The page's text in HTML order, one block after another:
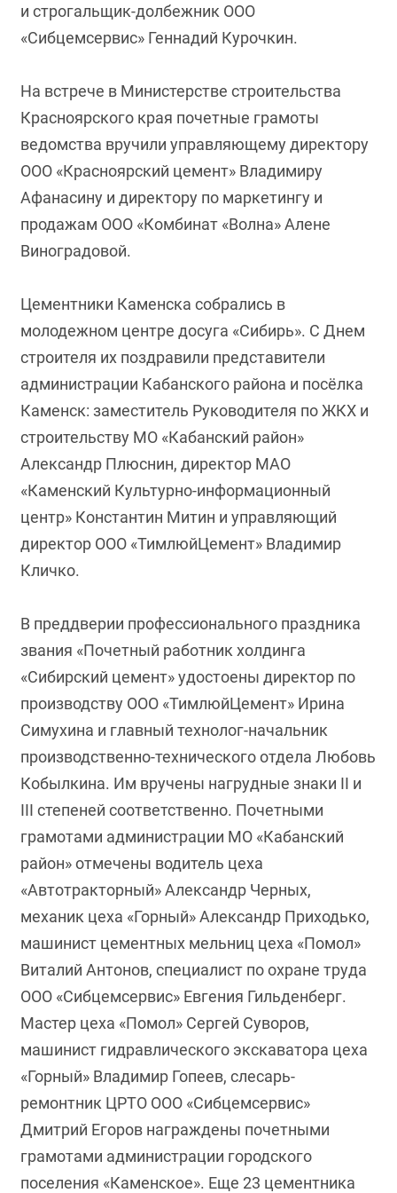
и строгальщик-долбежник ООО
«Сибцемсервис» Геннадий Курочкин.
На встрече в Министерстве строительства
Красноярского края почетные грамоты
ведомства вручили управляющему директору
ООО «Красноярский цемент» Владимиру
Афанасину и директору по маркетингу и
продажам ООО «Комбинат «Волна» Алене
Виноградовой.
Цементники Каменска собрались в
молодежном центре досуга «Сибирь». С Днем
строителя их поздравили представители
администрации Кабанского района и посёлка
Каменск: заместитель Руководителя по ЖКХ и
строительству МО «Кабанский район»
Александр Плюснин, директор МАО
«Каменский Культурно-информационный
центр» Константин Митин и управляющий
директор ООО «ТимлюйЦемент» Владимир
Кличко.
В преддверии профессионального праздника
звания «Почетный работник холдинга
«Сибирский цемент» удостоены директор по
производству ООО «ТимлюйЦемент» Ирина
Симухина и главный технолог-начальник
производственно-технического отдела Любовь
Кобылкина. Им вручены нагрудные знаки II и
III степеней соответственно. Почетными
грамотами администрации МО «Кабанский
район» отмечены водитель цеха
«Автотракторный» Александр Черных,
механик цеха «Горный» Александр Приходько,
машинист цементных мельниц цеха «Помол»
Виталий Антонов, специалист по охране труда
ООО «Сибцемсервис» Евгения Гильденберг.
Мастер цеха «Помол» Сергей Суворов,
машинист гидравлического экскаватора цеха
«Горный» Владимир Гопеев, слесарь-
ремонтник ЦРТО ООО «Сибцемсервис»
Дмитрий Егоров награждены почетными
грамотами администрации городского
поселения «Каменское». Еще 23 цементника